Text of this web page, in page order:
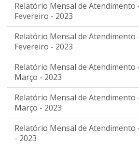
Relatório Mensal de Atendimento
Fevereiro - 2023
Relatório Mensal de Atendimento
Fevereiro - 2023
Relatório Mensal de Atendimento
Março - 2023
Relatório Mensal de Atendimento
Março - 2023
Relatório Mensal de Atendimento
- 2023